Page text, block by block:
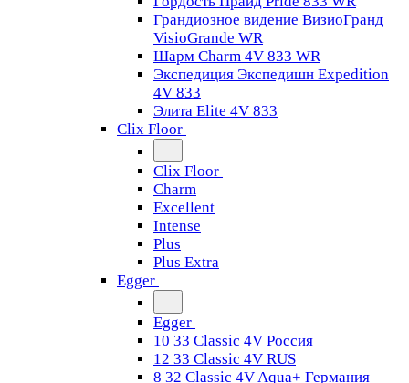
Грандиозное видение ВизиоГранд
VisioGrande WR
Шарм Charm 4V 833 WR
Экспедиция Экспедишн Expedition
4V 833
Элита Elite 4V 833
Clix Floor
Clix Floor
Charm
Excellent
Intense
Plus
Plus Extra
Egger
Egger
10 33 Classic 4V Россия
12 33 Classic 4V RUS
8 32 Classic 4V Aqua+ Германия